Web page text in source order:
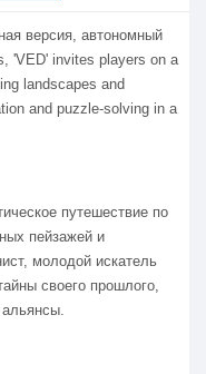
версия, автономный
'VED' invites players on a
landscapes and
and puzzle-solving in a
путешествие по
пейзажей и
молодой искатель
своего прошлого,